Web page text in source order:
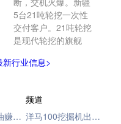
5台21吨轮挖一次性
交付客户。21吨轮挖
是现代轮挖的旗舰
行业信息>
力大省油赚出3倍钱，旗舰配置必选SY215C
频道
洋马100挖掘机出厂日期